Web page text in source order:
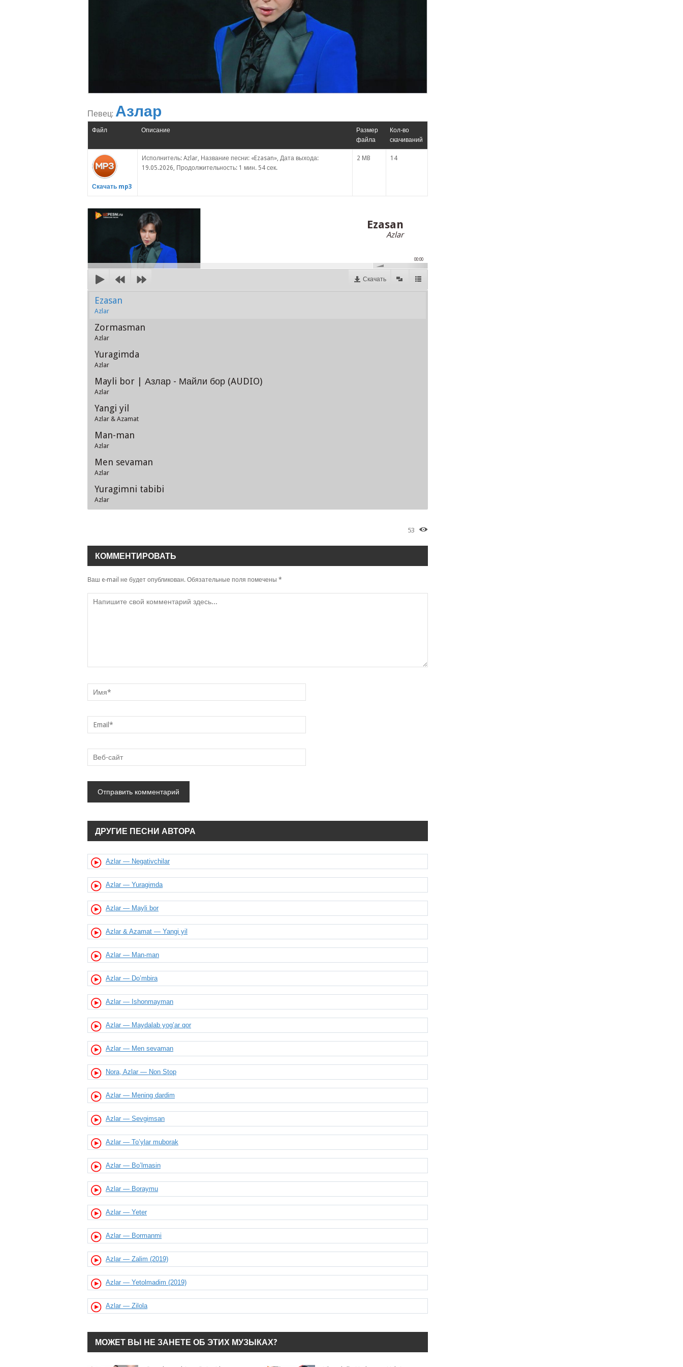
Певец: Азлар
Файл Описание
Размер
файла
Кол-во
скачиваний
Скачать mp3
Исполнитель: Azlar, Название песни: «Ezasan», Дата выхода:
19.05.2026, Продолжительность: 1 мин. 54 сек.
2 MB 14
Ezasan
Azlar
00:00
Скачать
Ezasan
Azlar
Zormasman
Azlar
Yuragimda
Azlar
Mayli bor | Азлар - Майли бор (AUDIO)
Azlar
Yangi yil
Azlar & Azamat
Man-man
Azlar
Men sevaman
Azlar
Yuragimni tabibi
Azlar
53
КОММЕНТИРОВАТЬ
Ваш e-mail не будет опубликован. Обязательные поля помечены *
ДРУГИЕ ПЕСНИ АВТОРА
Azlar — Negativchilar
Azlar — Yuragimda
Azlar — Mayli bor
Azlar & Azamat — Yangi yil
Azlar — Man-man
Azlar — Do’mbira
Azlar — Ishonmayman
Azlar — Maydalab yog’ar qor
Azlar — Men sevaman
Nora, Azlar — Non Stop
Azlar — Mening dardim
Azlar — Sevgimsan
Azlar — To’ylar muborak
Azlar — Bo’lmasin
Azlar — Boraymu
Azlar — Yeter
Azlar — Bormanmi
Azlar — Zalim (2019)
Azlar — Yetolmadim (2019)
Azlar — Zilola
МОЖЕТ ВЫ НЕ ЗАНЕТЕ ОБ ЭТИХ МУЗЫКАХ?